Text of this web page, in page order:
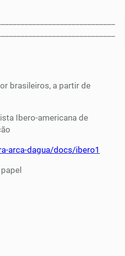
brasileiros, a partir de
Ibero-americana de
arca-dagua/docs/ibero1